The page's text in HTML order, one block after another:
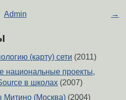
Admin →
(карту) сети (2011)
национальные проекты,
в школах (2007)
Митино (Москва) (2004)